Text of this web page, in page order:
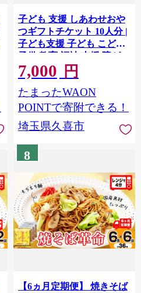
子ども 支援 しあわせおや
つギフトチケット 10人分 |
子ども支援 子ども こども
子供 教育 福祉 支援 障がい
障がい児支援 おやつ チケ
ット 選べる寄付額 埼玉県
久喜市
7,000 円
たまったWAON
POINTで寄附できる！
埼玉県久喜市
8
【6ヵ月定期便】 焼きそば